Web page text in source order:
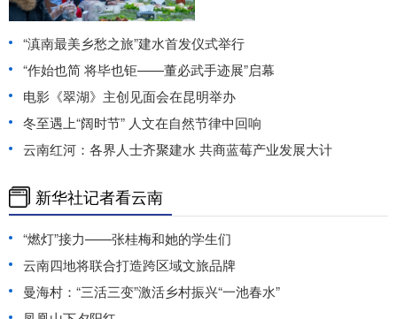
“滇南最美乡愁之旅”建水首发仪式举行
“作始也简 将毕也钜——董必武手迹展”启幕
电影《翠湖》主创见面会在昆明举办
冬至遇上“阔时节” 人文在自然节律中回响
云南红河：各界人士齐聚建水 共商蓝莓产业发展大计
新华社记者看云南
“燃灯”接力——张桂梅和她的学生们
云南四地将联合打造跨区域文旅品牌
曼海村：“三活三变”激活乡村振兴“一池春水”